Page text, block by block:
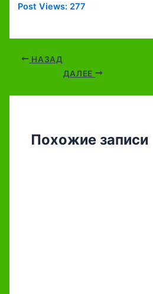
Post Views: 277
НАЗАД
ДАЛЕЕ
Похожие записи